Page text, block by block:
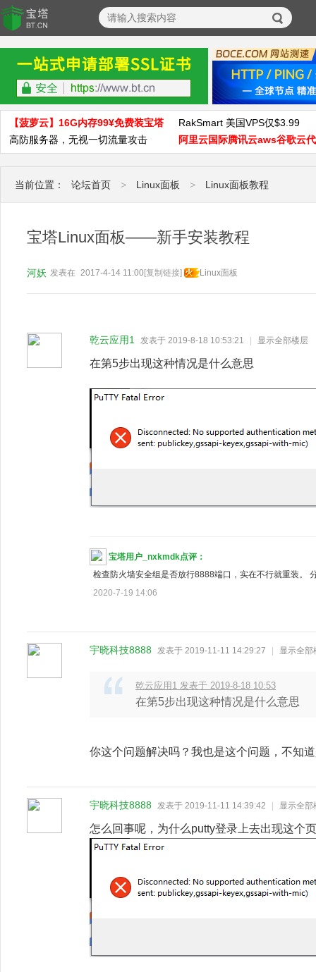
【菠萝云】16G内存99¥免费装宝塔
RakSmart 美国VPS仅$3.99
高防服务器，无视一切流量攻击
阿里云国际腾讯云aws谷歌云
当前位置： 论坛首页 > Linux面板 > Linux面板教程
宝塔Linux面板——新手安装教程
河妖 发表在 Linux面板
2017-4-14 11:00 [复制链接]
乾云应用1 发表于 2019-8-18 10:53:21 显示全部楼层
在第5步出现这种情况是什么意思
宝塔用户_nxkmdk点评：
检查防火墙安全组是否放行8888端口，实在不行就重装。
2020-7-19 14:06
宇晓科技8888 发表于 2019-11-11 14:29:27 显示全部
乾云应用1 发表于 2019-8-18 10:53
在第5步出现这种情况是什么意思
你这个问题解决吗？我也是这个问题，不知
宇晓科技8888 发表于 2019-11-11 14:39:42 显示全部
怎么回事呢，为什么putty登录上去出现这个